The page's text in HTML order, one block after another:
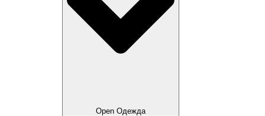
Open Одежда